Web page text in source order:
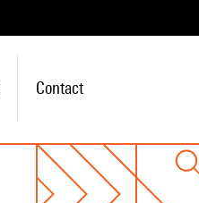
Contact